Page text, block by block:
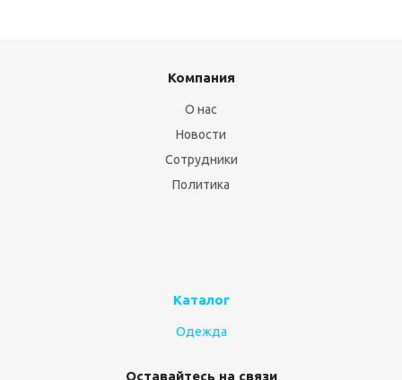
Компания
О нас
Новости
Сотрудники
Политика
Каталог
Одежда
Оставайтесь на связи